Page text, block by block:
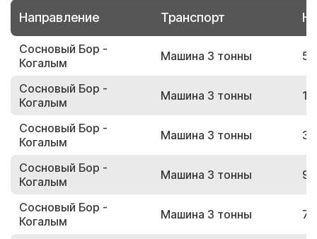
Направление Транспорт
Сосновый Бор -
Когалым
Машина 3 тонны
Сосновый Бор -
Когалым
Машина 3 тонны
Сосновый Бор -
Когалым
Машина 3 тонны
Сосновый Бор -
Когалым
Машина 3 тонны
Сосновый Бор -
Когалым
Машина 3 тонны